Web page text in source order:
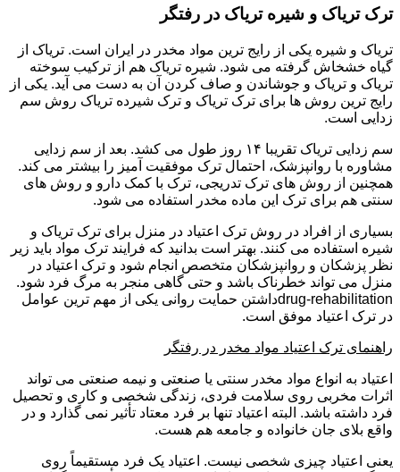
ترک تریاک و شیره تریاک در رفتگر
تریاک و شیره یکی از رایج ترین مواد مخدر در ایران است. تریاک از
گیاه خشخاش گرفته می شود. شیره تریاک هم از ترکیب سوخته
تریاک و تریاک و جوشاندن و صاف کردن آن به دست می آید. یکی از
رایج ترین روش ها برای ترک تریاک و ترک شیرده تریاک روش سم
زدایی است.
سم زدایی تریاک تقریبا ۱۴ روز طول می کشد. بعد از سم زدایی
مشاوره با روانپزشک، احتمال ترک موفقیت آمیز را بیشتر می کند.
همچنین از روش های ترک تدریجی، ترک با کمک دارو و روش های
سنتی هم برای ترک این ماده مخدر استفاده می شود.
بسیاری از افراد در روش ترک اعتیاد در منزل برای ترک تریاک و
شیره استفاده می کنند. بهتر است بدانید که فرایند ترک مواد باید زیر
نظر پزشکان و روانپزشکان متخصص انجام شود و ترک اعتیاد در
منزل می تواند خطرناک باشد و حتی گاهی منجر به مرگ فرد شود.
drug-rehabilitationداشتن حمایت روانی یکی از مهم ترین عوامل
در ترک اعتیاد موفق است.
راهنمای ترک اعتیاد مواد مخدر در رفتگر
اعتیاد به انواع مواد مخدر سنتی یا صنعتی و نیمه صنعتی می تواند
اثرات مخربی روی سلامت فردی، زندگی شخصی و کاری و تحصیل
فرد داشته باشد. البته اعتیاد تنها بر فرد معتاد تأثیر نمی گذارد و در
واقع بلای جان خانواده و جامعه هم هست.
یعنی اعتیاد چیزی شخصی نیست. اعتیاد یک فرد مستقیماً روی